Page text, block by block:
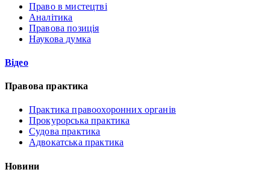
Право в мистецтві
Аналітика
Правова позиція
Наукова думка
Відео
Правова практика
Практика правоохоронних органів
Прокурорська практика
Судова практика
Адвокатська практика
Новини